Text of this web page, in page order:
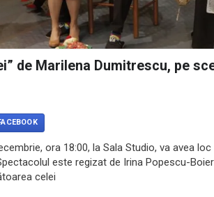
de Marilena Dumitrescu, pe
ora 18:00, la Sala Studio, va avea
este regizat de Irina Popescu-
celei